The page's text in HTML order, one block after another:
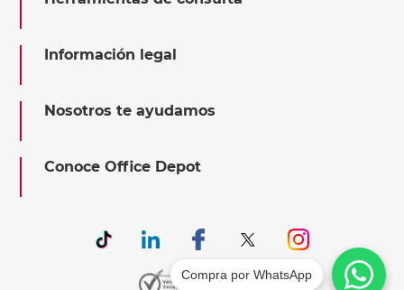
Información legal
Nosotros te ayudamos
Conoce Office Depot
Compra por WhatsApp